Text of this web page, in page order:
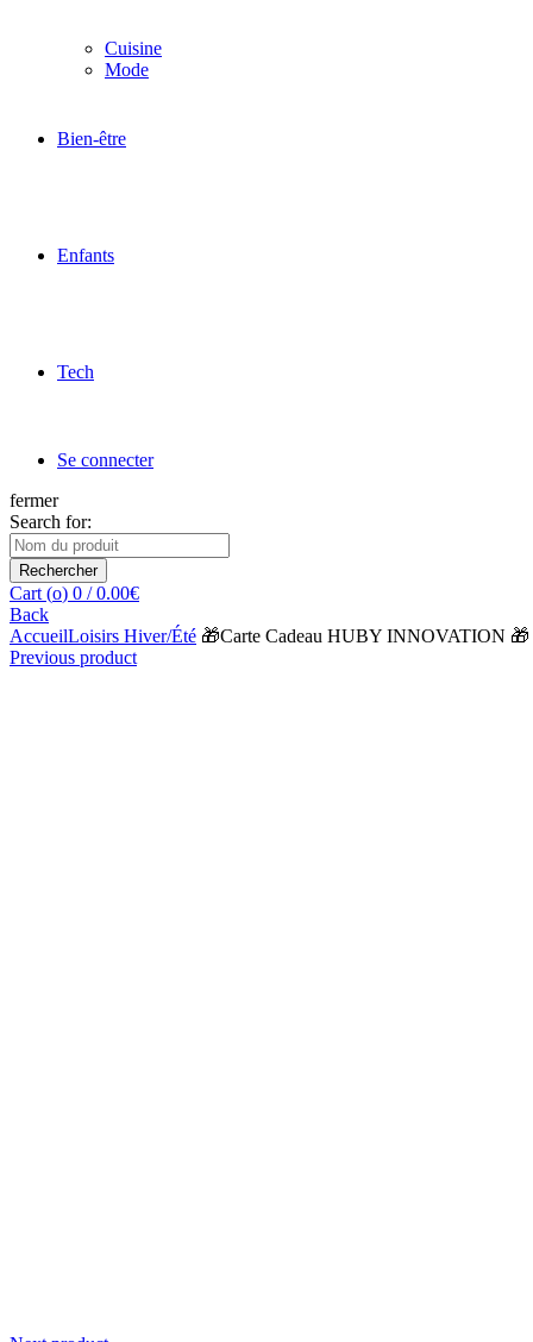
Cuisine
Mode
Bien-être
Enfants
Tech
Se connecter
fermer
Search for:
Rechercher
Cart (o) 0 / 0.00€
Back
AccueilLoisirs Hiver/Été 🎁Carte Cadeau HUBY INNOVATION 🎁
Previous product